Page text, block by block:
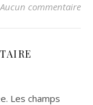
Aucun commentaire
Les champs